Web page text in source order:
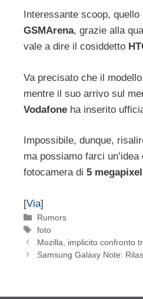
Interessante scoop,
GSMArena, grazie alla
vale a dire il cosiddetto
Va precisato che il
mentre il suo arrivo sul
Vodafone ha inserito
Impossibile, dunque,
ma possiamo farci
fotocamera di 5 megapixel
[Via]
Categorie
Rumors
Tag
foto
Mozilla, implicito confronto
Samsung Galaxy Note: